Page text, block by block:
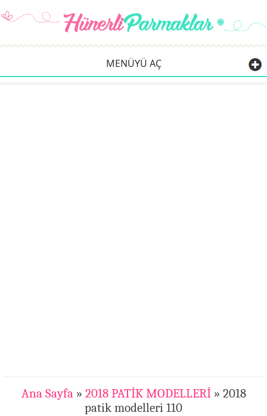
MENÜYÜ AÇ
Ana Sayfa» 2018 PATİK MODELLERİ» 2018
patik modelleri 110